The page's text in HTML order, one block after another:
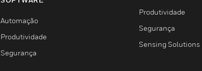
Automação
Produtividade
Segurança
Produtividade
Segurança
Sensing Solutions